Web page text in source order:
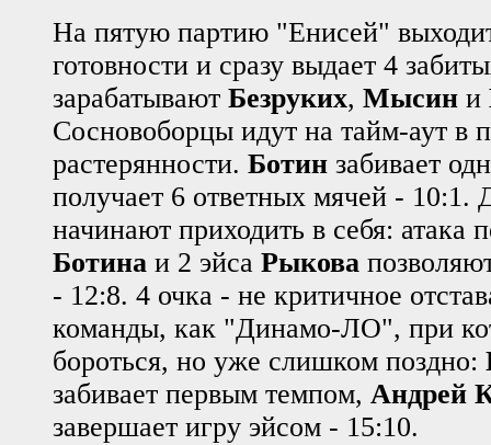
На пятую партию "Енисей"
готовности и сразу выдает 4
зарабатывают Безруких, Мысин и
Сосновоборцы идут на тайм-аут в
растерянности. Ботин забивает
получает 6 ответных мячей - 10:1.
начинают приходить в себя: атака
Ботина и 2 эйса Рыкова
- 12:8. 4 очка - не критичное
команды, как "Динамо-ЛО", при
бороться, но уже слишком поздно:
забивает первым темпом, Андрей
завершает игру эйсом - 15:10.